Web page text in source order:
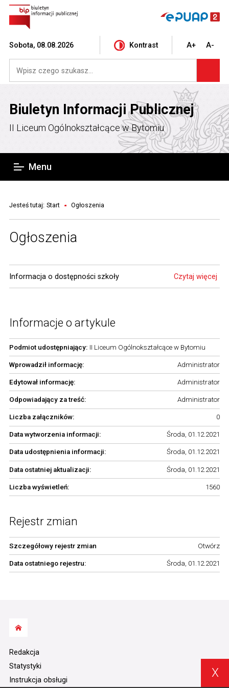
Sobota, 08.08.2026 Kontrast A+ A-
Biuletyn Informacji Publicznej
II Liceum Ogólnokształcące w Bytomiu
Menu
Jesteś tutaj: Start Ogłoszenia
Ogłoszenia
Informacja o dostępności szkoły Czytaj więcej
Informacje o artykule
Podmiot udostępniający: II Liceum Ogólnokształcące w Bytomiu
Wprowadził informację: Administrator
Edytował informację: Administrator
Odpowiadający za treść: Administrator
Liczba załączników: 0
Data wytworzenia informacji: Środa, 01.12.2021
Data udostępnienia informacji: Środa, 01.12.2021
Data ostatniej aktualizacji: Środa, 01.12.2021
Liczba wyświetleń: 1560
Rejestr zmian
Szczegółowy rejestr zmian Otwórz
Data ostatniego rejestru: Środa, 01.12.2021
Redakcja
Statystyki
Instrukcja obsługi
X